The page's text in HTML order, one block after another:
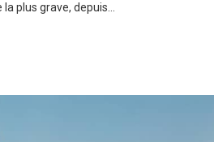
plus grave, depuis…